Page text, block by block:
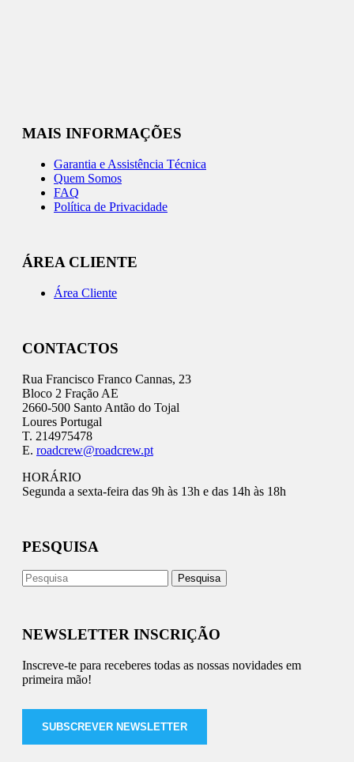
MAIS INFORMAÇÕES
Garantia e Assistência Técnica
Quem Somos
FAQ
Política de Privacidade
ÁREA CLIENTE
Área Cliente
CONTACTOS
Rua Francisco Franco Cannas, 23
Bloco 2 Fração AE
2660-500 Santo Antão do Tojal
Loures Portugal
T. 214975478
E. roadcrew@roadcrew.pt
HORÁRIO
Segunda a sexta-feira das 9h às 13h e das 14h às 18h
PESQUISA
NEWSLETTER INSCRIÇÃO
Inscreve-te para receberes todas as nossas novidades em
primeira mão!
SUBSCREVER NEWSLETTER